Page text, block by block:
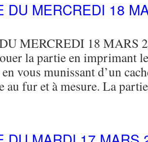
DU MERCREDI 18
MERCREDI 18 MARS
la partie en imprimant
vous munissant d’un
au fur et à mesure. La